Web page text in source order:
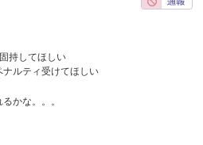
持してほしい
ルティ受けてほしい
かな。。。